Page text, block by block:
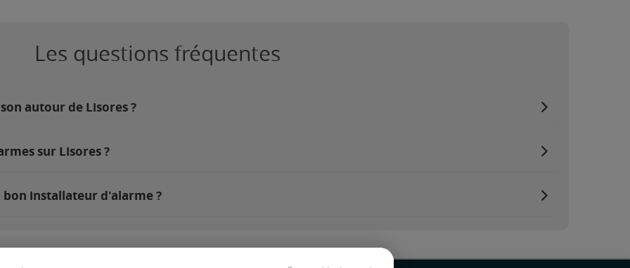
Les questions fréquentes
autour de Lisores ?
sur Lisores ?
installateur d'alarme ?